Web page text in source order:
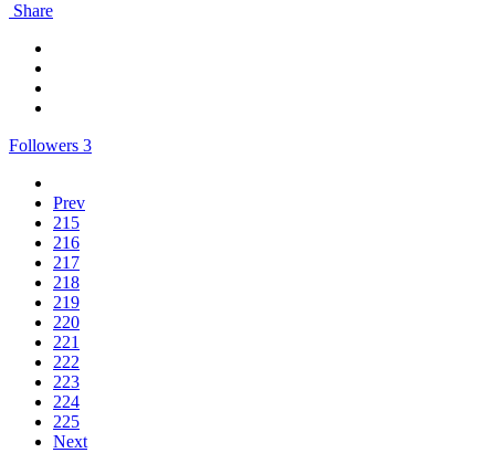
Share
Followers 3
Prev
215
216
217
218
219
220
221
222
223
224
225
Next